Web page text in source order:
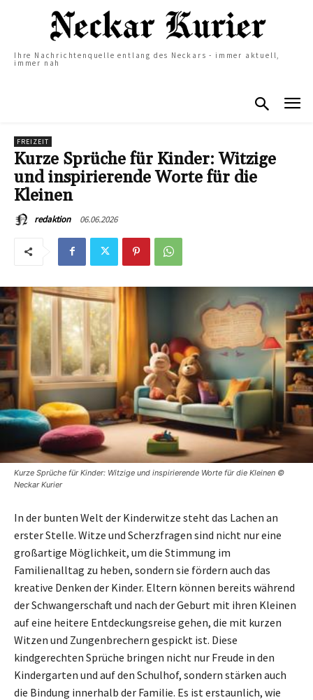
Ihre Nachrichtenquelle entlang des Neckars - immer aktuell,
immer nah
FREIZEIT
Kurze Sprüche für Kinder: Witzige
und inspirierende Worte für die
Kleinen
redaktion 06.06.2026
Kurze Sprüche für Kinder: Witzige und inspirierende Worte für die Kleinen ©
Neckar Kurier
In der bunten Welt der Kinderwitze steht das Lachen an
erster Stelle. Witze und Scherzfragen sind nicht nur eine
großartige Möglichkeit, um die Stimmung im
Familienalltag zu heben, sondern sie fördern auch das
kreative Denken der Kinder. Eltern können bereits während
der Schwangerschaft und nach der Geburt mit ihren Kleinen
auf eine heitere Entdeckungsreise gehen, die mit kurzen
Witzen und Zungenbrechern gespickt ist. Diese
kindgerechten Sprüche bringen nicht nur Freude in den
Kindergarten und auf den Schulhof, sondern stärken auch
die Bindung innerhalb der Familie. Es ist erstaunlich, wie